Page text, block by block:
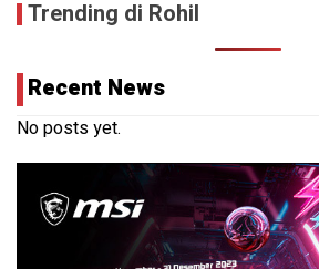
Trending di Rohil
Recent News
No posts yet.